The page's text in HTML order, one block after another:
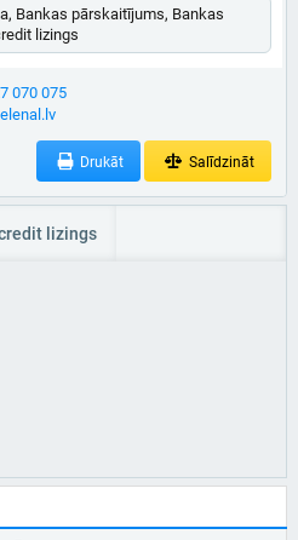
Bankas pārskaitījums, Bankas
lizings
070 075
Drukāt Salīdzināt
lizings